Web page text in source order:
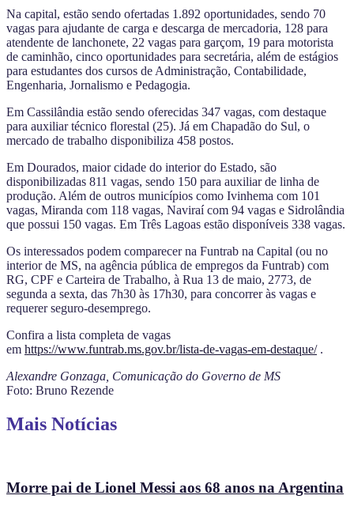
Na capital, estão sendo ofertadas 1.892 oportunidades, sendo 70
vagas para ajudante de carga e descarga de mercadoria, 128 para
atendente de lanchonete, 22 vagas para garçom, 19 para motorista
de caminhão, cinco oportunidades para secretária, além de estágios
para estudantes dos cursos de Administração, Contabilidade,
Engenharia, Jornalismo e Pedagogia.
Em Cassilândia estão sendo oferecidas 347 vagas, com destaque
para auxiliar técnico florestal (25). Já em Chapadão do Sul, o
mercado de trabalho disponibiliza 458 postos.
Em Dourados, maior cidade do interior do Estado, são
disponibilizadas 811 vagas, sendo 150 para auxiliar de linha de
produção. Além de outros municípios como Ivinhema com 101
vagas, Miranda com 118 vagas, Naviraí com 94 vagas e Sidrolândia
que possui 150 vagas. Em Três Lagoas estão disponíveis 338 vagas.
Os interessados podem comparecer na Funtrab na Capital (ou no
interior de MS, na agência pública de empregos da Funtrab) com
RG, CPF e Carteira de Trabalho, à Rua 13 de maio, 2773, de
segunda a sexta, das 7h30 às 17h30, para concorrer às vagas e
requerer seguro-desemprego.
Confira a lista completa de vagas
em https://www.funtrab.ms.gov.br/lista-de-vagas-em-destaque/.
Alexandre Gonzaga, Comunicação do Governo de MS
Foto: Bruno Rezende
Mais Notícias
Morre pai de Lionel Messi aos 68 anos na Argentina